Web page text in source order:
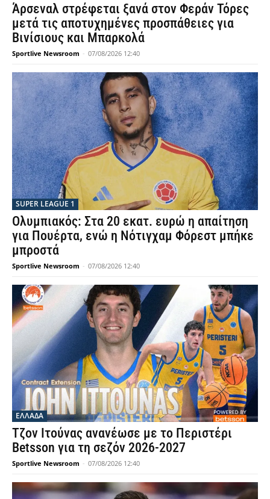
Άρσεναλ στρέφεται ξανά στον Φεράν Τόρες
μετά τις αποτυχημένες προσπάθειες για
Βινίσιους και Μπαρκολά
Sportlive Newsroom - 07/08/2026 12:40
SUPER LEAGUE 1
Ολυμπιακός: Στα 20 εκατ. ευρώ η απαίτηση
για Πουέρτα, ενώ η Νότιγχαμ Φόρεστ μπήκε
μπροστά
Sportlive Newsroom - 07/08/2026 12:40
ΕΛΛΑΔΑ
Τζον Ιτούνας ανανέωσε με το Περιστέρι
Betsson για τη σεζόν 2026-2027
Sportlive Newsroom - 07/08/2026 12:40